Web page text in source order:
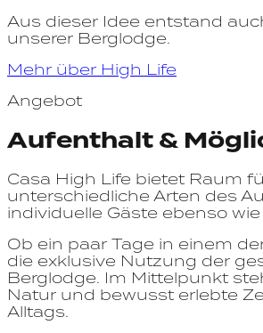
Aus dieser Idee entstand
unserer Berglodge.
Mehr über High Life
Angebot
Aufenthalt &
Casa High Life bietet Raum
unterschiedliche Arten des
individuelle Gäste ebenso
Ob ein paar Tage in einem
die exklusive Nutzung der
Berglodge. Im Mittelpunkt
Natur und bewusst erlebte
Alltags.